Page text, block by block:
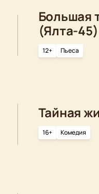
Большая
(Ялта-45)
12+ Пьеса
Тайная
16+ Комедия